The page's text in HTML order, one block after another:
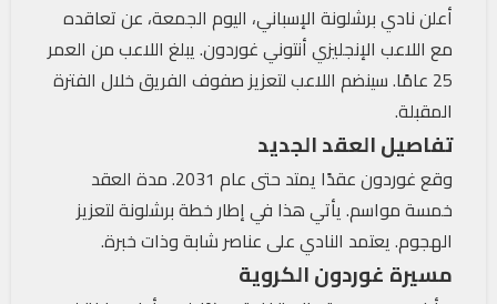
أعلن نادي برشلونة الإسباني، اليوم الجمعة، عن تعاقده
مع اللاعب الإنجليزي أنتوني غوردون. يبلغ اللاعب من العمر
25 عامًا. سينضم اللاعب لتعزيز صفوف الفريق خلال الفترة
المقبلة.
تفاصيل العقد الجديد
وقع غوردون عقدًا يمتد حتى عام 2031. مدة العقد
خمسة مواسم. يأتي هذا في إطار خطة برشلونة لتعزيز
الهجوم. يعتمد النادي على عناصر شابة وذات خبرة.
مسيرة غوردون الكروية